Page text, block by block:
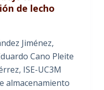
de lecho
Jiménez,
Cano Pleite
ISE-UC3M
almacenamiento